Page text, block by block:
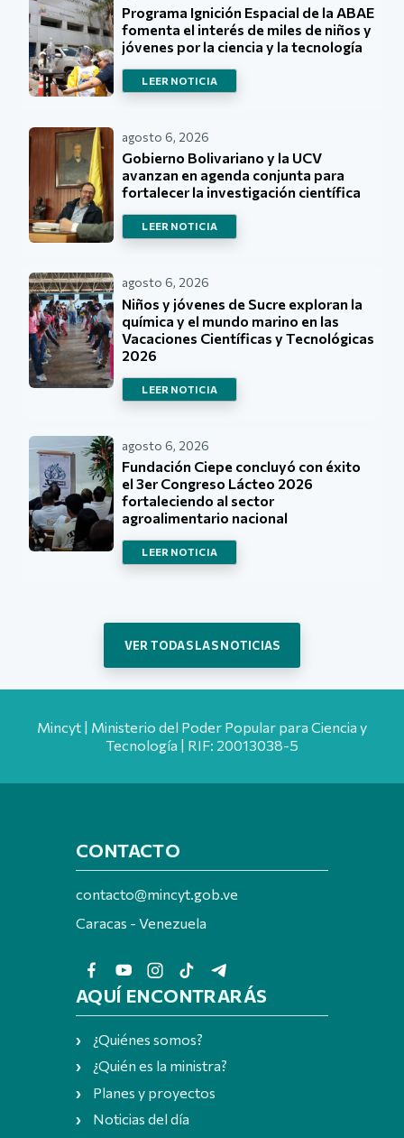
Programa Ignición Espacial de la ABAE
fomenta el interés de miles de niños y
jóvenes por la ciencia y la tecnología
LEER NOTICIA
agosto 6, 2026
Gobierno Bolivariano y la UCV
avanzan en agenda conjunta para
fortalecer la investigación científica
LEER NOTICIA
agosto 6, 2026
Niños y jóvenes de Sucre exploran la
química y el mundo marino en las
Vacaciones Científicas y Tecnológicas
2026
LEER NOTICIA
agosto 6, 2026
Fundación Ciepe concluyó con éxito
el 3er Congreso Lácteo 2026
fortaleciendo al sector
agroalimentario nacional
LEER NOTICIA
VER TODAS LAS NOTICIAS
Mincyt | Ministerio del Poder Popular para Ciencia y
Tecnología | RIF: 20013038-5
CONTACTO
contacto@mincyt.gob.ve
Caracas - Venezuela
AQUÍ ENCONTRARÁS
¿Quiénes somos?
¿Quién es la ministra?
Planes y proyectos
Noticias del día